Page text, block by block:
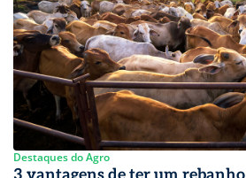
Destaques do Agro